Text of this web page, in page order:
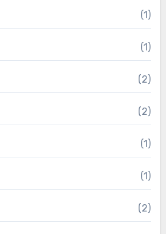
(1)
(1)
(2)
(2)
(1)
(1)
(2)